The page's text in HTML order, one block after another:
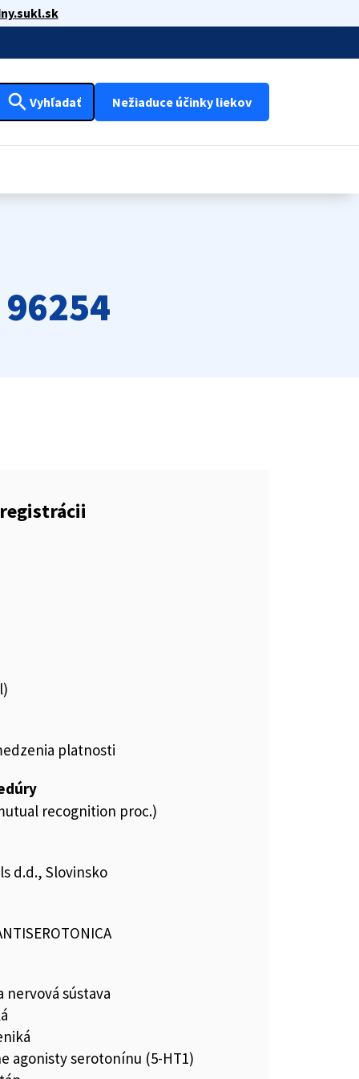
search Vyhľadať Nežiaduce účinky liekov
platnosti
recognition proc.)
d.d., Slovinsko
nervová sústava
agonisty serotonínu (5-HT1)